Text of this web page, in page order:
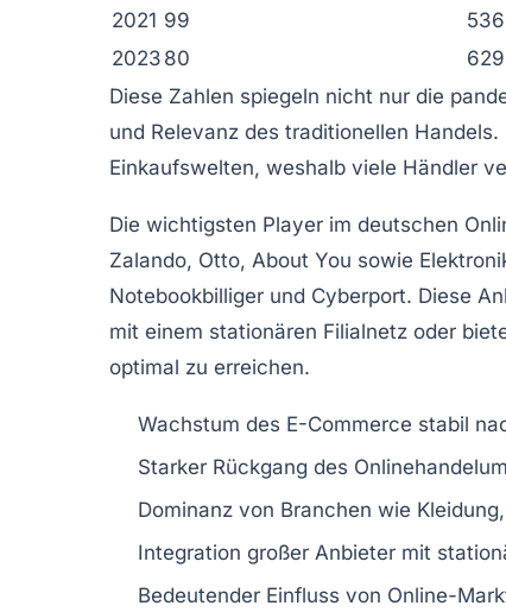
2021 99
536
2023 80
629
Diese Zahlen spiegeln nicht nur die
und Relevanz des traditionellen
Einkaufswelten, weshalb viele Händler
Die wichtigsten Player im deutschen
Zalando, Otto, About You sowie
Notebookbilliger und Cyberport. Diese
mit einem stationären Filialnetz oder
optimal zu erreichen.
Wachstum des E-Commerce stabil
Starker Rückgang des
Dominanz von Branchen wie
Integration großer Anbieter mit
Bedeutender Einfluss von Online-